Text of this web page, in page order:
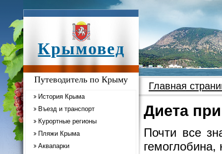
Крымовед
Путеводитель по Крыму
История Крыма
Въезд и транспорт
Курортные регионы
Пляжи Крыма
Аквапарки
Главная
Диета
Почти все
гемоглобина,